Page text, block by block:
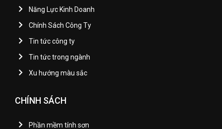
Năng Lực Kinh Doanh
Chính Sách Công Ty
Tin tức công ty
Tin tức trong ngành
Xu hướng màu sắc
CHÍNH SÁCH
Phần mềm tính sơn